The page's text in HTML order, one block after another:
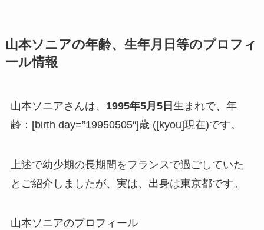
山本ソニアの年齢、生年月日等のプロフィ
ール情報
山本ソニアさんは、 1995年5月5日 生まれで、年
齢：[birth day=”19950505″]歳 ([kyou]現在)です。
上述で幼少期の長期間をフランスで過ごしていた
とご紹介しましたが、実は、出身は東京都です。
山本ソニアのプロフィール